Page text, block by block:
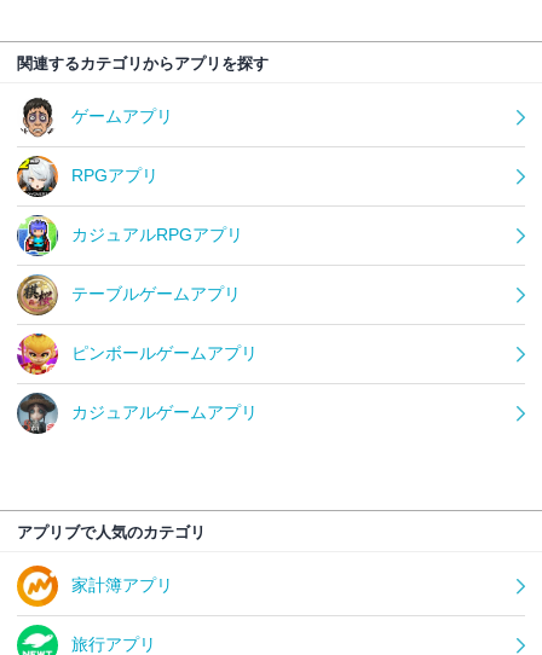
関連するカテゴリからアプリを探す
ゲームアプリ
RPGアプリ
カジュアルRPGアプリ
テーブルゲームアプリ
ピンボールゲームアプリ
カジュアルゲームアプリ
アプリブで人気のカテゴリ
家計簿アプリ
旅行アプリ